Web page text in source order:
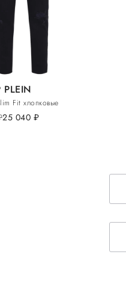
PLEIN
Fit хлопковые
25 040 руб.